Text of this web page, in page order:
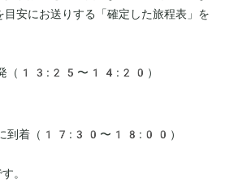
安にお送りする「確定した旅程表」を
発（13:25〜14:20）
に到着（17:30〜18:00）
。